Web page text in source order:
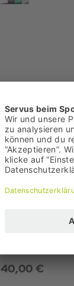
40,00 €